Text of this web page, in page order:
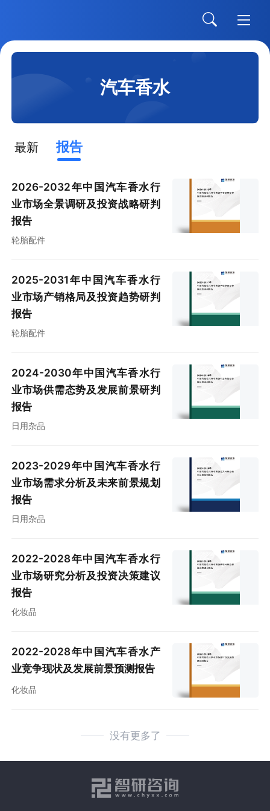
汽车香水
最新 报告
2026-2032年中国汽车香水行
业市场全景调研及投资战略研判
报告
轮胎配件
2025-2031年中国汽车香水行
业市场产销格局及投资趋势研判
报告
轮胎配件
2024-2030年中国汽车香水行
业市场供需态势及发展前景研判
报告
日用杂品
2023-2029年中国汽车香水行
业市场需求分析及未来前景规划
报告
日用杂品
2022-2028年中国汽车香水行
业市场研究分析及投资决策建议
报告
化妆品
2022-2028年中国汽车香水产
业竞争现状及发展前景预测报告
化妆品
没有更多了